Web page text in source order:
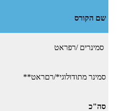
שם הקורס
סמינרים /רפראט
סמינר מתודולוגי*/רםראט**
סה"כ